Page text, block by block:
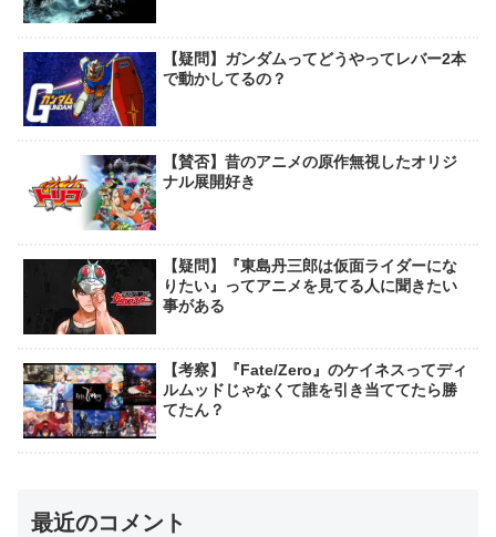
【疑問】ガンダムってどうやってレバー2本
で動かしてるの？
【賛否】昔のアニメの原作無視したオリジ
ナル展開好き
【疑問】『東島丹三郎は仮面ライダーにな
りたい』ってアニメを見てる人に聞きたい
事がある
【考察】『Fate/Zero』のケイネスってディ
ルムッドじゃなくて誰を引き当ててたら勝
てたん？
最近のコメント